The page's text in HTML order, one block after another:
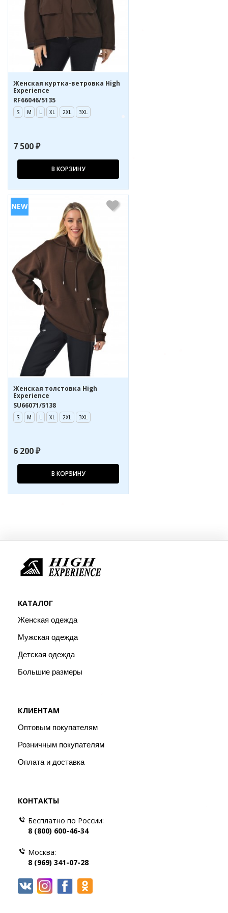
Женская куртка-ветровка High
Experience
RF66046/5135
S M L XL 2XL 3XL
7 500 ₽
В КОРЗИНУ
Женская толстовка High
Experience
SU66071/5138
S M L XL 2XL 3XL
6 200 ₽
В КОРЗИНУ
КАТАЛОГ
Женская одежда
Мужская одежда
Детская одежда
Большие размеры
КЛИЕНТАМ
Оптовым покупателям
Розничным покупателям
Оплата и доставка
КОНТАКТЫ
Бесплатно по России:
8 (800) 600-46-34
Москва:
8 (969) 341-07-28